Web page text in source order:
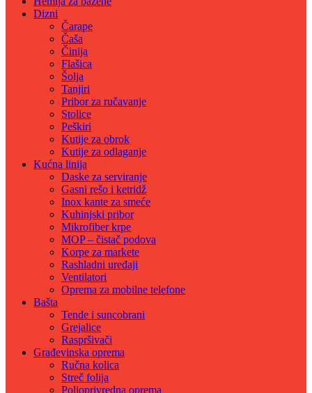
Dizni
Čarape
Čaša
Činija
Flašica
Šolja
Tanjiri
Pribor za ručavanje
Stolice
Peškiri
Kutije za obrok
Kutije za odlaganje
Kućna linija
Daske za serviranje
Gasni rešo i ketridž
Inox kante za smeće
Kuhinjski pribor
Mikrofiber krpe
MOP – čistač podova
Korpe za markete
Rashladni uređaji
Ventilatori
Oprema za mobilne telefone
Bašta
Tende i suncobrani
Grejalice
Raspršivači
Građevinska oprema
Ručna kolica
Streč folija
Poljoprivredna oprema